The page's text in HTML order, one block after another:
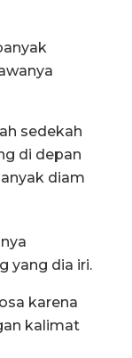
sedekah
di depan
diam
yang dia iri.
karena
kalimat